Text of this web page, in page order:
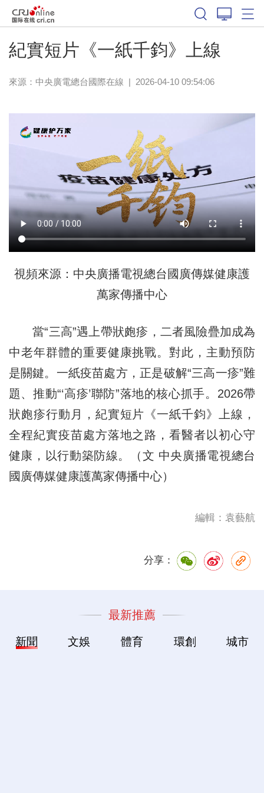
紀實短片《一紙千鈞》上線
來源：中央廣電總台國際在線 | 2026-04-10 09:54:06
視頻來源：中央廣播電視總台國廣傳媒健康護
萬家傳播中心
當“三高”遇上帶狀皰疹，二者風險疊加成為
中老年群體的重要健康挑戰。對此，主動預防
是關鍵。一紙疫苗處方，正是破解“三高一疹”難
題、推動“‘高疹’聯防”落地的核心抓手。2026帶
狀皰疹行動月，紀實短片《一紙千鈞》上線，
全程紀實疫苗處方落地之路，看醫者以初心守
健康，以行動築防線。（文 中央廣播電視總台
國廣傳媒健康護萬家傳播中心）
編輯：袁藝航
分享：
最新推薦
新聞 文娛 體育 環創 城市